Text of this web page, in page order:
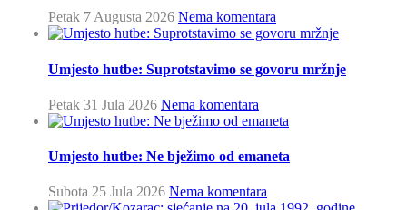
Petak 7 Augusta 2026 Nema komentara
Umjesto hutbe: Suprotstavimo se govoru mržnje
Petak 31 Jula 2026 Nema komentara
Umjesto hutbe: Ne bježimo od emaneta
Subota 25 Jula 2026 Nema komentara